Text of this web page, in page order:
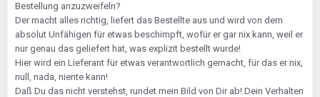
Bestellung anzuzweifeln?
Der macht alles richtig, liefert das Bestellte aus und wird von dem
absolut Unfähigen für etwas beschimpft, wofür er gar nix kann, weil er
nur genau das geliefert hat, was explizit bestellt wurde!
Hier wird ein Lieferant für etwas verantwortlich gemacht, für das er nix,
null, nada, niente kann!
Daß Du das nicht verstehst, rundet mein Bild von Dir ab! Dein Verhalten